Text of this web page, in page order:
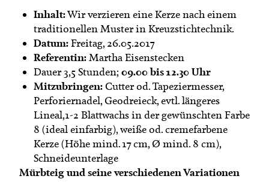
Inhalt:Wir verzieren eine Kerze nach einem
traditionellen Muster in Kreuzstichtechnik.
Datum:Freitag, 26.05.2017
Referentin:Martha Eisenstecken
Dauer 3,5 Stunden;09.00 bis 12.30 Uhr
Mitzubringen:Cutter od. Tapeziermesser,
Perforiernadel, Geodreieck, evtl. längeres
Lineal,1-2 Blattwachs in der gewünschten Farbe
8 (ideal einfarbig), weiße od. cremefarbene
Kerze (Höhe mind. 17 cm, Ø mind. 8 cm),
Schneideunterlage
Mürbteig und seine verschiedenen Variationen